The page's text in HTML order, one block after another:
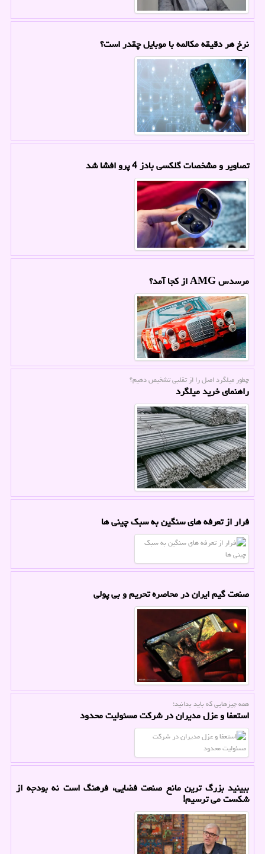
نرخ هر دقیقه مکالمه با موبایل چقدر است؟
تصاویر و مشخصات گلکسی بادز 4 پرو افشا شد
مرسدس AMG از کجا آمد؟
چطور میلگرد اصل را از تقلبی تشخیص دهیم؟
راهنمای خرید میلگرد
فرار از تعرفه های سنگین به سبک چینی ها
صنعت گیم ایران در محاصره تحریم و بی پولی
همه چیزهایی که باید بدانید؛
استعفا و عزل مدیران در شرکت مسئولیت محدود
ببینید بزرگ ترین مانع صنعت فضایی، فرهنگ است نه بودجه از
شکست می ترسیم!